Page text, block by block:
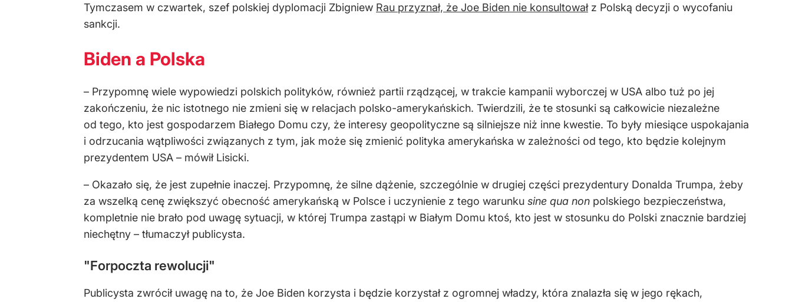
Tymczasem w czwartek, szef polskiej dyplomacji Zbigniew Rau przyznał, że Joe Biden nie konsultowałz Polską decyzji o wycofaniu
sankcji.
Biden a Polska
– Przypomnę wiele wypowiedzi polskich polityków, również partii rządzącej, w trakcie kampanii wyborczej w USA albo tuż po jej
zakończeniu, że nic istotnego nie zmieni się w relacjach polsko-amerykańskich. Twierdzili, że te stosunki są całkowicie niezależne
od tego, kto jest gospodarzem Białego Domu czy, że interesy geopolityczne są silniejsze niż inne kwestie. To były miesiące uspokajania
i odrzucania wątpliwości związanych z tym, jak może się zmienić polityka amerykańska w zależności od tego, kto będzie kolejnym
prezydentem USA – mówił Lisicki.
– Okazało się, że jest zupełnie inaczej. Przypomnę, że silne dążenie, szczególnie w drugiej części prezydentury Donalda Trumpa, żeby
za wszelką cenę zwiększyć obecność amerykańską w Polsce i uczynienie z tego warunku sine qua non polskiego bezpieczeństwa,
kompletnie nie brało pod uwagę sytuacji, w której Trumpa zastąpi w Białym Domu ktoś, kto jest w stosunku do Polski znacznie bardziej
niechętny – tłumaczył publicysta.
"Forpoczta rewolucji"
Publicysta zwrócił uwagę na to, że Joe Biden korzysta i będzie korzystał z ogromnej władzy, która znalazła się w jego rękach,